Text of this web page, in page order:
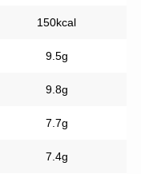
150kcal
9.5g
9.8g
7.7g
7.4g